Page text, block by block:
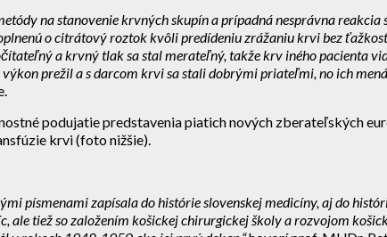
na stanovenie krvných skupín a prípadná nesprávna
o citrátový roztok kvôli predídeniu zrážaniu krvi bez
a krvný tlak sa stal merateľný, takže krv iného pacienta
prežil a s darcom krvi sa stali dobrými priateľmi, no ich mená
podujatie predstavenia piatich nových zberateľských
krvi (foto nižšie).
písmenami zapísala do histórie slovenskej medicíny, aj do
ale tiež so založením košickej chirurgickej školy a rozvojom